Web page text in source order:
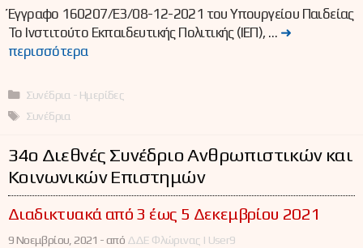
Έγγραφο 160207/Ε3/08-12-2021 του Υπουργείου Παιδείας
Το Ινστιτούτο Εκπαιδευτικής Πολιτικής (ΙΕΠ), … ➜
περισσότερα
Κατηγορίες
Συνέδρια - Ημερίδες
Ετικέτες
Συνέδρια
34ο Διεθνές Συνέδριο Ανθρωπιστικών και
Κοινωνικών Επιστημών
Διαδικτυακά από 3 έως 5 Δεκεμβρίου 2021
9 Νοεμβρίου, 2021 -από ΔΔΕ Φλώρινας | User9